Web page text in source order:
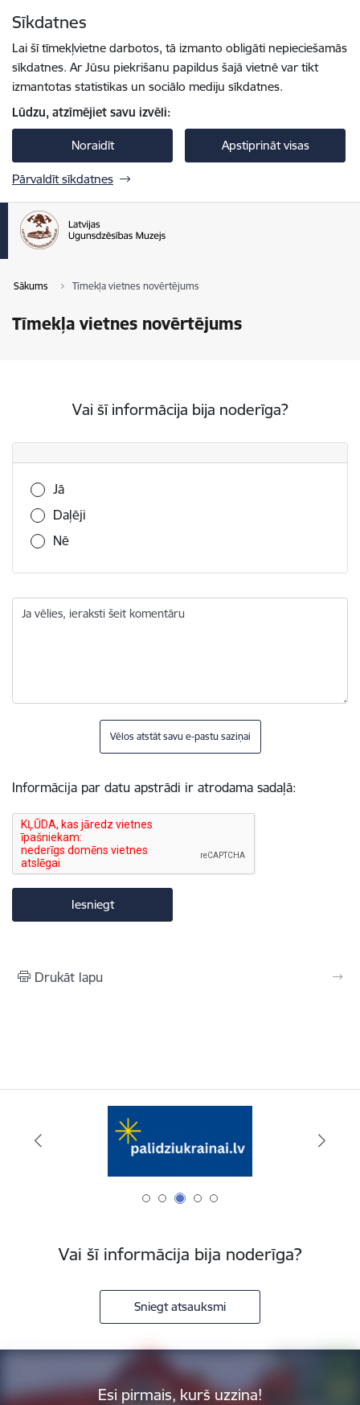
Sīkdatnes
Lai šī tīmekļvietne darbotos, tā izmanto obligāti nepieciešamās
sīkdatnes. Ar Jūsu piekrišanu papildus šajā vietnē var tikt
izmantotas statistikas un sociālo mediju sīkdatnes.
Lūdzu, atzīmējiet savu izvēli:
Noraidīt Apstiprināt visas
Pārvaldīt sīkdatnes
Sākums Tīmekļa vietnes novērtējums
Tīmekļa vietnes novērtējums
Vai šī informācija bija noderīga?
Vai šī informācija bija noderīga?
Jā
Daļēji
Nē
Ja vēlies, ieraksti šeit komentāru
Vēlos atstāt savu e-pastu saziņai
Informācija par datu apstrādi ir atrodama sadaļā:
Drukāt lapu
Vai šī informācija bija noderīga?
Sniegt atsauksmi
Esi pirmais, kurš uzzina!